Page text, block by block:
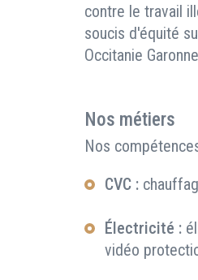
contre le travail
soucis d'équité
Occitanie
Nos métiers
Nos
CVC :
Électricité :
vidéo